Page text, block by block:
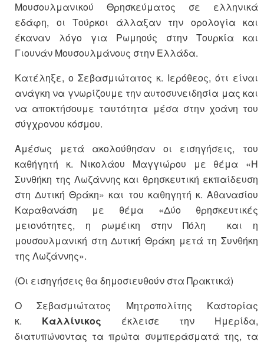
Μουσουλμανικού Θρησκεύματος σε ελληνικά
εδάφη, οι Τούρκοι άλλαξαν την ορολογία και
έκαναν λόγο για Ρωμηούς στην Τουρκία και
Γιουνάν Μουσουλμάνους στην Ελλάδα.
Κατέληξε, ο Σεβασμιώτατος κ. Ιερόθεος, ότι είναι
ανάγκη να γνωρίζουμε την αυτοσυνειδησία μας και
να αποκτήσουμε ταυτότητα μέσα στην χοάνη του
σύγχρονου κόσμου.
Αμέσως μετά ακολούθησαν οι εισηγήσεις, του
καθήγητή κ. Νικολάου Μαγγιώρου με θέμα «Η
Συνθήκη της Λωζάννης και θρησκευτική εκπαίδευση
στη Δυτική Θράκη» και του καθηγητή κ. Αθανασίου
Καραθανάση με θέμα «Δύο θρησκευτικές
μειονότητες, η ρωμέικη στην Πόλη και η
μουσουλμανική στη Δυτική Θράκη μετά τη Συνθήκη
της Λωζάννης».
(Οι εισηγήσεις θα δημοσιευθούν στα Πρακτικά)
Ο Σεβασμιώτατος Μητροπολίτης Καστορίας
κ. Καλλίνικος έκλεισε την Ημερίδα,
διατυπώνοντας τα πρώτα συμπεράσματά της, τα